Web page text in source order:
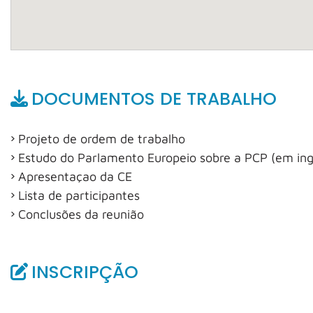
DOCUMENTOS DE TRABALHO
Projeto de ordem de trabalho
Estudo do Parlamento Europeio sobre a PCP (em
Apresentaçao da CE
Lista de participantes
Conclusões da reunião
INSCRIPÇÃO